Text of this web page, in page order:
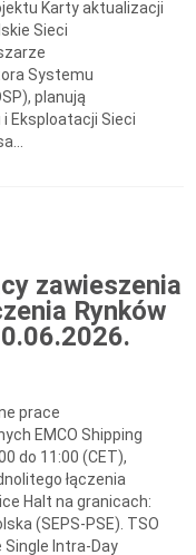
Karty aktualizacji
Sieci
Systemu
planują
Eksploatacji Sieci
zawieszenia
Rynków
prace
EMCO Shipping
do 11:00 (CET),
łączenia
Halt na granicach:
(SEPS-PSE). TSO
Intra-Day